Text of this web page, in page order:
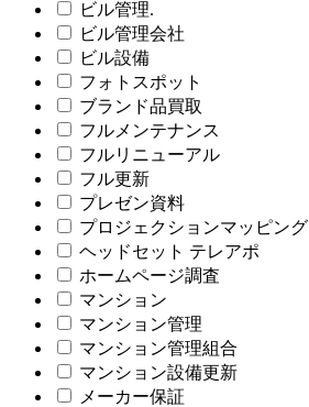
ビル管理.
ビル管理会社
ビル設備
フォトスポット
ブランド品買取
フルメンテナンス
フルリニューアル
フル更新
プレゼン資料
プロジェクションマッピング
ヘッドセット テレアポ
ホームページ調査
マンション
マンション管理
マンション管理組合
マンション設備更新
メーカー保証